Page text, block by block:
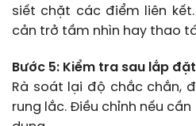
siết chặt các điểm liên
cản trở tầm nhìn hay thao
Bước 5: Kiểm tra sau lắp đặt
Rà soát lại độ chắc chắn,
rung lắc. Điều chỉnh nếu